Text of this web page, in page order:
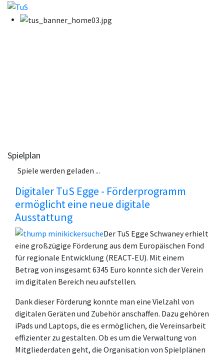
Spielplan
Spiele werden geladen ...
Digitaler TuS Egge - Förderprogramm
ermöglicht eine neue digitale
Ausstattung
Der TuS Egge Schwaney erhielt
eine großzügige Förderung aus dem Europäischen Fond
für regionale Entwicklung (REACT-EU). Mit einem
Betrag von insgesamt 6345 Euro konnte sich der Verein
im digitalen Bereich neu aufstellen.
Dank dieser Förderung konnte man eine Vielzahl von
digitalen Geräten und Zubehör anschaffen. Dazu gehören
iPads und Laptops, die es ermöglichen, die Vereinsarbeit
effizienter zu gestalten. Ob es um die Verwaltung von
Mitgliederdaten geht, die Organisation von Spielplänen